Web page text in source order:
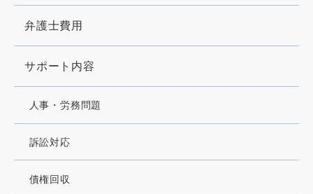
弁護士費用
サポート内容
人事・労務問題
訴訟対応
債権回収